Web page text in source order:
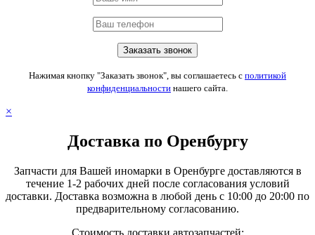
Нажимая кнопку "Заказать звонок", вы соглашаетесь с политикой
конфиденциальности нашего сайта.
×
Доставка по Оренбургу
Запчасти для Вашей иномарки в Оренбурге доставляются в
течение 1-2 рабочих дней после согласования условий
доставки. Доставка возможна в любой день с 10:00 до 20:00 по
предварительному согласованию.
Стоимость доставки автозапчастей: